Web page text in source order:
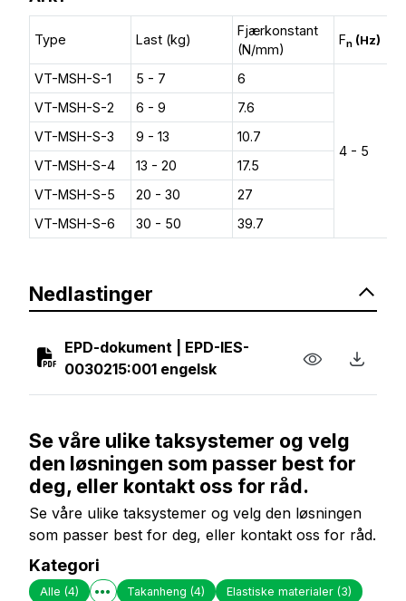
Type Last (kg)
Fjærkonstant
(N/mm)
Fn (Hz)
VT-MSH-S-1 5 - 7 6
4 - 5
VT-MSH-S-2 6 - 9
7.6
VT-MSH-S-3
9 - 13
10.7
VT-MSH-S-4
13 - 20
17.5
VT-MSH-S-5
20 - 30
27
VT-MSH-S-6
30 - 50 39.7
Nedlastinger
EPD-dokument | EPD-IES-
0030215:001 engelsk
Se våre ulike taksystemer og velg
den løsningen som passer best for
deg, eller kontakt oss for råd.
Se våre ulike taksystemer og velg den løsningen
som passer best for deg, eller kontakt oss for råd.
Kategori
Alle (4) Takanheng(4) Elastiske materialer(3)